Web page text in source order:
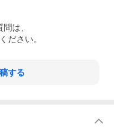
は、
ださい。
する